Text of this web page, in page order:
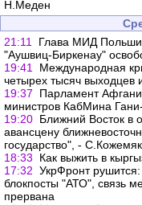
Н.Меден
21:11
Глава МИД Польши
"Аушвиц-Биркенау"
19:41
Международная
четырех тысяч выходцев
19:37
Парламент
министров КабМина
19:20 Ближний Восток в
авансцену
государство", -
18:33
Как выжить в
17:32 УкрФронт
блокпосты "АТО", связь
прервана